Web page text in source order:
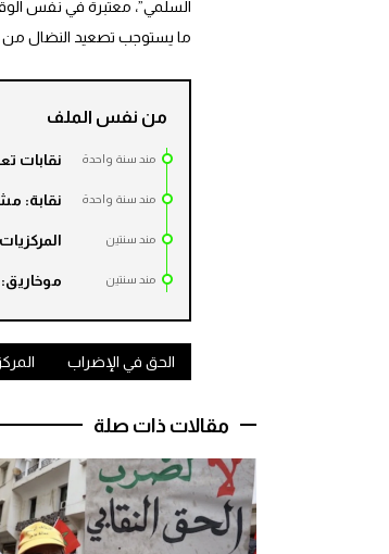
السلمي”، معتبرة في نفس
ما يستوجب تصعيد النضال من
من نفس الملف
مند سنة واحدة نقابات
مند سنة واحدة نقابة:
مند سنتين
مند سنتين موخاريق:
الحق في الإضراب
مقالات ذات صلة